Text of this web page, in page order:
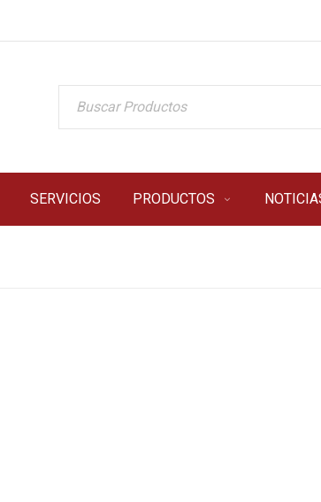
SERVICIOS PRODUCTOS